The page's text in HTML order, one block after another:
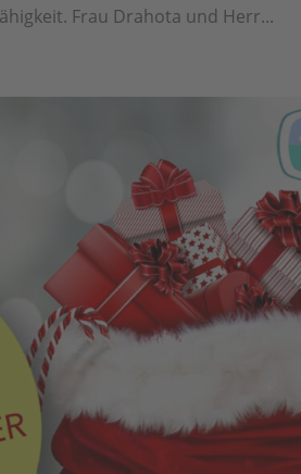
Frau Drahota und Herr...